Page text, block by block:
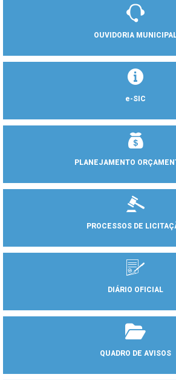
OUVIDORIA
e-SIC
PLANEJAMENTO
PROCESSOS DE
DIÁRIO OFICIAL
QUADRO DE AVISOS